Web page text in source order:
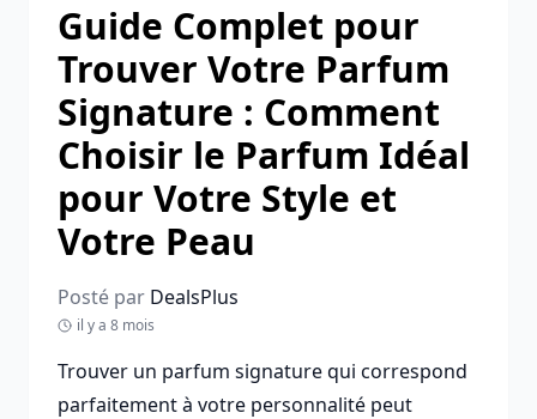
Guide Complet pour
Trouver Votre Parfum
Signature : Comment
Choisir le Parfum Idéal
pour Votre Style et
Votre Peau
Posté par DealsPlus
il y a 8 mois
Trouver un parfum signature qui correspond
parfaitement à votre personnalité peut